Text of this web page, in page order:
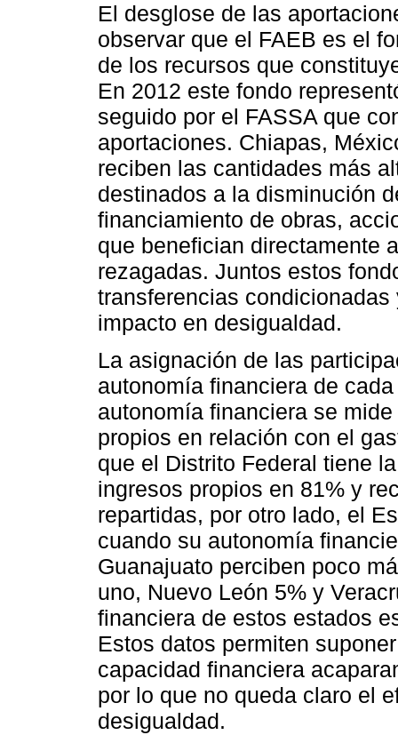
El desglose de las
observar que el FAEB es el
de los recursos que
En 2012 este fondo
seguido por el FASSA que
aportaciones. Chiapas,
reciben las cantidades más
destinados a la disminución
financiamiento de obras,
que benefician directamente
rezagadas. Juntos estos
transferencias
impacto en desigualdad.
La asignación de las
autonomía financiera de
autonomía financiera se
propios en relación con el
que el Distrito Federal tiene
ingresos propios en 81% y
repartidas, por otro lado, el
cuando su autonomía
Guanajuato perciben poco
uno, Nuevo León 5% y
financiera de estos estados
Estos datos permiten
capacidad financiera
por lo que no queda claro el
desigualdad.